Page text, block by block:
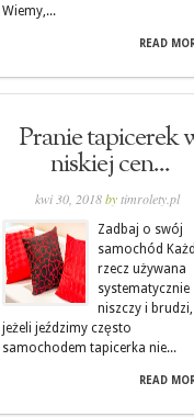
Wiemy,...
READ
Pranie tapicerek
niskiej cen...
kwi 30, 2018bytimrolety.pl
Zadbaj o swój
samochód
rzecz używana
systematycznie
niszczy i brudzi,
jeżeli jeździmy często
samochodem tapicerka nie...
READ